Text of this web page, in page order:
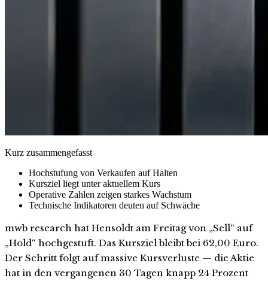
Kurz zusammengefasst
Hochstufung von Verkaufen auf Halten
Kursziel liegt unter aktuellem Kurs
Operative Zahlen zeigen starkes Wachstum
Technische Indikatoren deuten auf Schwäche
mwb research hat Hensoldt am Freitag von „Sell“ auf
„Hold“ hochgestuft. Das Kursziel bleibt bei 62,00 Euro.
Der Schritt folgt auf massive Kursverluste — die Aktie
hat in den vergangenen 30 Tagen knapp 24 Prozent